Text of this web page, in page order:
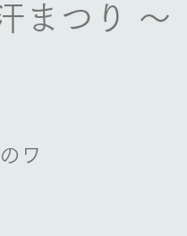
まつり ～
ワ